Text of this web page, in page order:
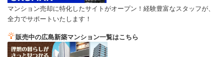
マンション売却に特化したサイトがオープン！経験豊富なスタッフが、
全力でサポートいたします！
販売中の広島新築マンション一覧はこちら